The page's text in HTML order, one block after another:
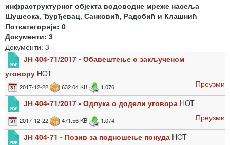
инфраструктурног објекта водоводне мреже насеља
Шушеока, Ђурђевац, Санковић, Радобић и Клашнић
Поткатегорије: 0
Документи: 3
Документи: 3
ЈН 404-71/2017 - Обавештење о закљученом
уговору HOT
2017-12-22 632.04 KB 1.076
Преузми
ЈН 404-71/2017 - Одлука о додели уговора HOT
2017-12-22 471.56 KB 1.074
Преузми
ЈН 404-71 - Позив за подношење понуда HOT